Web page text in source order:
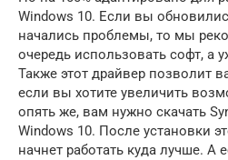
Windows 10. Если вы
начались проблемы, то мы
очередь использовать софт, а
Также этот драйвер позволит
если вы хотите увеличить
опять же, вам нужно скачать
Windows 10. После установки
начнет работать куда лучше. А